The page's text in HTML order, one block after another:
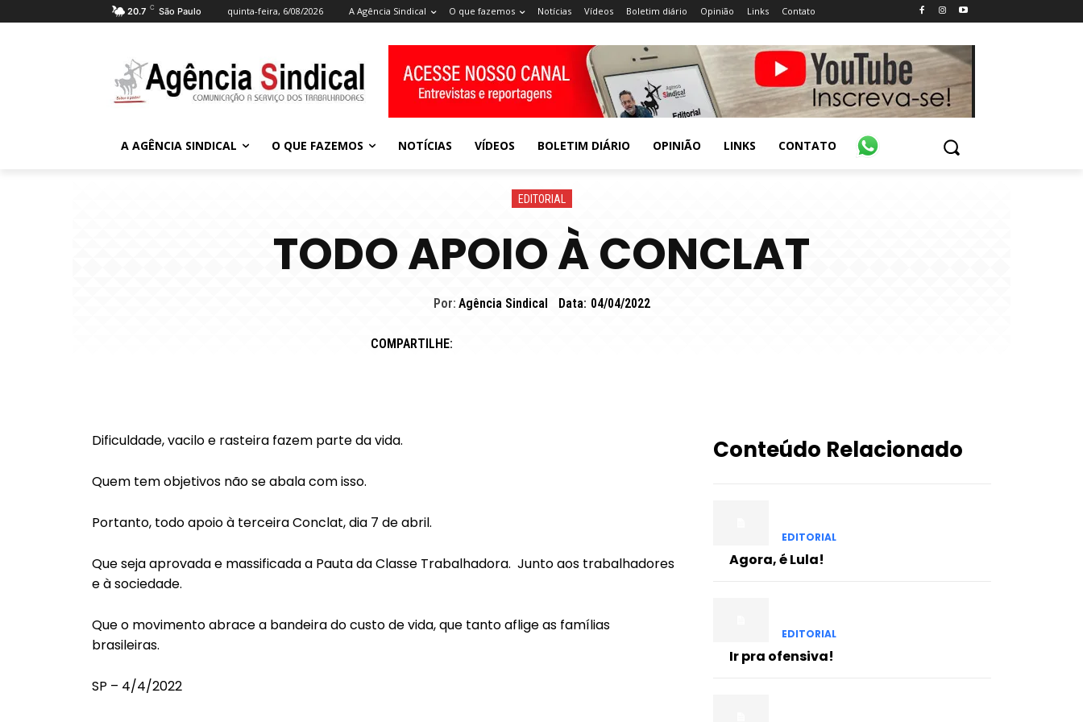
20.7 C São Paulo quinta-feira, 6/08/2026 A Agência Sindical O que fazemos Notícias Vídeos Boletim diário Opinião Links Contato
A AGÊNCIA SINDICAL O QUE FAZEMOS NOTÍCIAS VÍDEOS BOLETIM DIÁRIO OPINIÃO LINKS CONTATO
EDITORIAL
TODO APOIO À CONCLAT
Por: Agência Sindical Data: 04/04/2022
COMPARTILHE:
Dificuldade, vacilo e rasteira fazem parte da vida.
Quem tem objetivos não se abala com isso.
Portanto, todo apoio à terceira Conclat, dia 7 de abril.
Que seja aprovada e massificada a Pauta da Classe Trabalhadora. Junto aos trabalhadores
e à sociedade.
Que o movimento abrace a bandeira do custo de vida, que tanto aflige as famílias
brasileiras.
SP – 4/4/2022
Conteúdo Relacionado
EDITORIAL
Agora, é Lula!
EDITORIAL
Ir pra ofensiva!